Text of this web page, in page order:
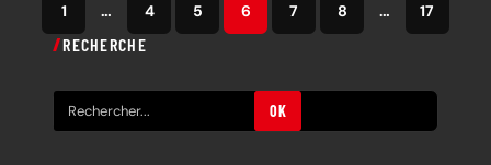
1 … 4 5 6 7 8 … 17
RECHERCHE
e
OK